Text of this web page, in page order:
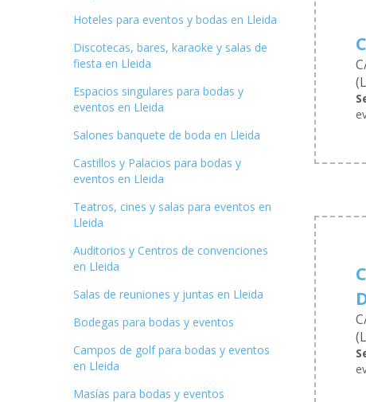
Hoteles para eventos y bodas en Lleida
Discotecas, bares, karaoke y salas de
fiesta en Lleida
Espacios singulares para bodas y
eventos en Lleida
Salones banquete de boda en Lleida
Castillos y Palacios para bodas y
eventos en Lleida
Teatros, cines y salas para eventos en
Lleida
Auditorios y Centros de convenciones
en Lleida
Salas de reuniones y juntas en Lleida
Bodegas para bodas y eventos
Campos de golf para bodas y eventos
en Lleida
Masías para bodas y eventos